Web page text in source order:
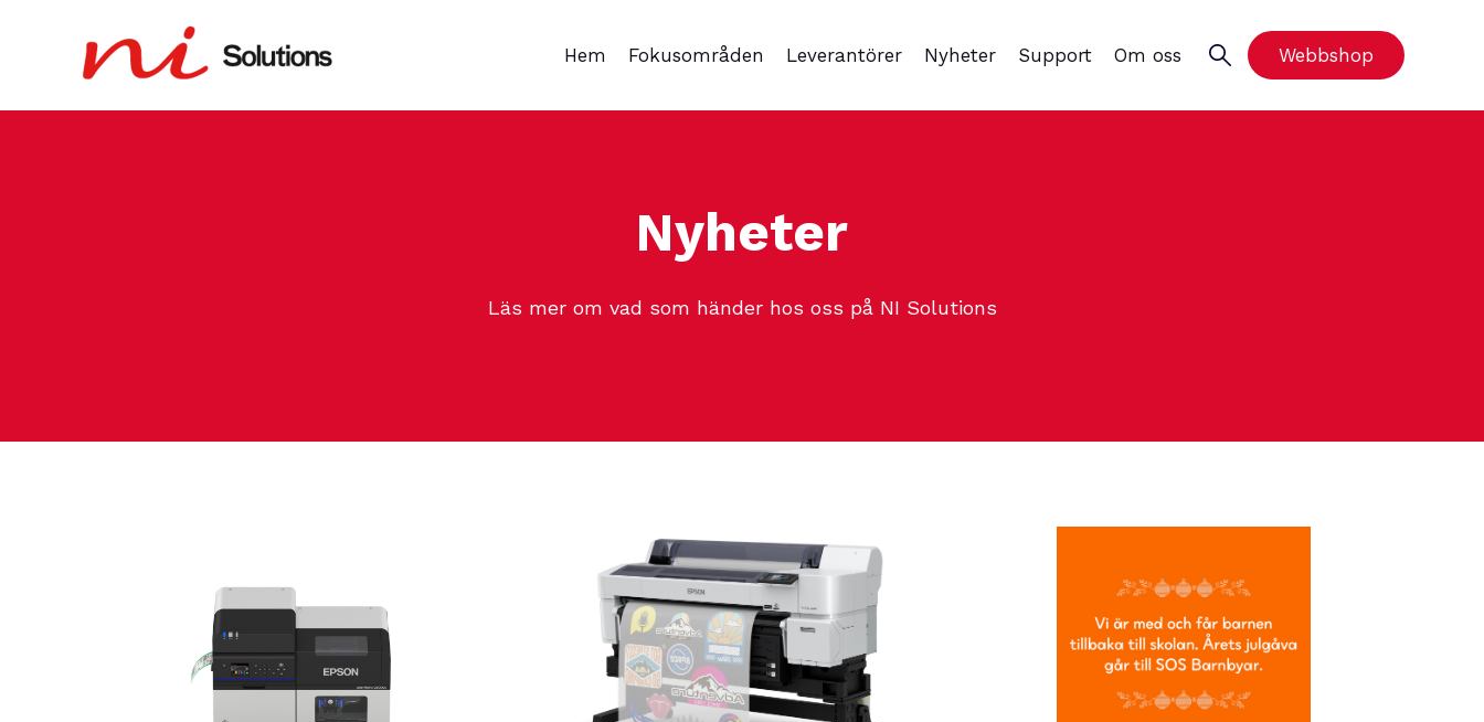
Hem Fokusområden Leverantörer Nyheter Support Om oss Webbshop
Nyheter
Läs mer om vad som händer hos oss på NI Solutions